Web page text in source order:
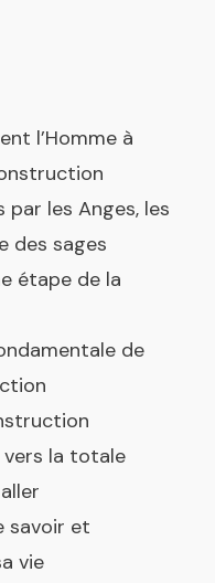
l’Homme à
les Anges, les
des sages
étape de la
de
vers la totale
savoir et
vie